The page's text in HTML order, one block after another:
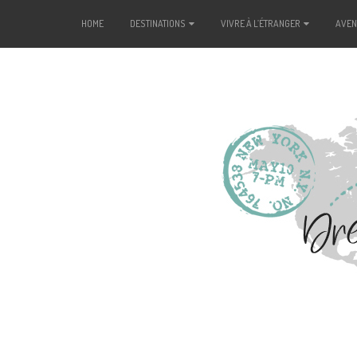
HOME DESTINATIONS VIVRE À L’ÉTRANGER